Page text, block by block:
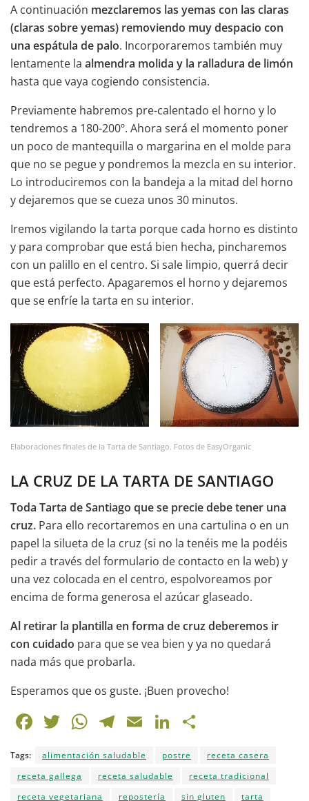
A continuación mezclaremos las yemas con las claras
(claras sobre yemas) removiendo muy despacio con
una espátula de palo. Incorporaremos también muy
lentamente la almendra molida y la ralladura de limón
hasta que vaya cogiendo consistencia.
Previamente habremos pre-calentado el horno y lo
tendremos a 180-200º. Ahora será el momento poner
un poco de mantequilla o margarina en el molde para
que no se pegue y pondremos la mezcla en su interior.
Lo introduciremos con la bandeja a la mitad del horno
y dejaremos que se cueza unos 30 minutos.
Iremos vigilando la tarta porque cada horno es distinto
y para comprobar que está bien hecha, pincharemos
con un palillo en el centro. Si sale limpio, querrá decir
que está perfecto. Apagaremos el horno y dejaremos
que se enfríe la tarta en su interior.
Elaboraciones finales de la Tarta de Santiago. Fotos de EasyOrganic
LA CRUZ DE LA TARTA DE SANTIAGO
Toda Tarta de Santiago que se precie debe tener una
cruz. Para ello recortaremos en una cartulina o en un
papel la silueta de la cruz (si no la tenéis me la podéis
pedir a través del formulario de contacto en la web) y
una vez colocada en el centro, espolvoreamos por
encima de forma generosa el azúcar glaseado.
Al retirar la plantilla en forma de cruz deberemos ir
con cuidado para que se vea bien y ya no quedará
nada más que probarla.
Esperamos que os guste. ¡Buen provecho!
F
c
e
T
itt
er
W
at
s
T
e
gr
E
ai
l
Li
k
e
m
p
Tags: alimentación saludable postre
receta casera
receta gallega
receta saludable
receta tradicional
receta vegetariana
repostería sin gluten tarta